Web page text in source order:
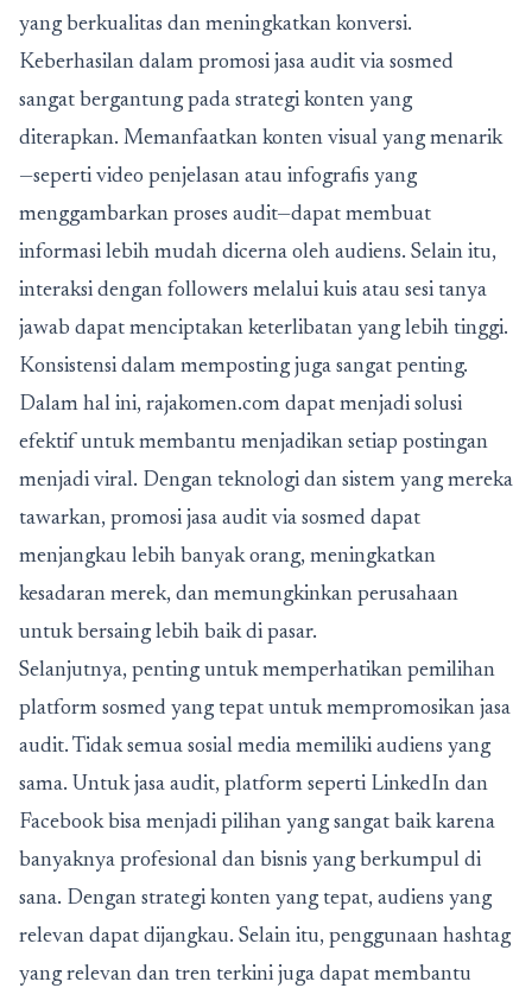
yang berkualitas dan meningkatkan konversi.
Keberhasilan dalam promosi jasa audit via sosmed
sangat bergantung pada strategi konten yang
diterapkan. Memanfaatkan konten visual yang menarik
—seperti video penjelasan atau infografis yang
menggambarkan proses audit—dapat membuat
informasi lebih mudah dicerna oleh audiens. Selain itu,
interaksi dengan followers melalui kuis atau sesi tanya
jawab dapat menciptakan keterlibatan yang lebih tinggi.
Konsistensi dalam memposting juga sangat penting.
Dalam hal ini, rajakomen.com dapat menjadi solusi
efektif untuk membantu menjadikan setiap postingan
menjadi viral. Dengan teknologi dan sistem yang mereka
tawarkan, promosi jasa audit via sosmed dapat
menjangkau lebih banyak orang, meningkatkan
kesadaran merek, dan memungkinkan perusahaan
untuk bersaing lebih baik di pasar.
Selanjutnya, penting untuk memperhatikan pemilihan
platform sosmed yang tepat untuk mempromosikan jasa
audit. Tidak semua sosial media memiliki audiens yang
sama. Untuk jasa audit, platform seperti LinkedIn dan
Facebook bisa menjadi pilihan yang sangat baik karena
banyaknya profesional dan bisnis yang berkumpul di
sana. Dengan strategi konten yang tepat, audiens yang
relevan dapat dijangkau. Selain itu, penggunaan hashtag
yang relevan dan tren terkini juga dapat membantu